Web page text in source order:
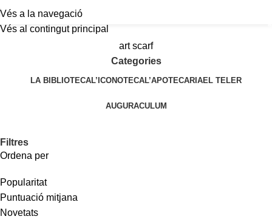
Vés a la navegació
Vés al contingut principal
art scarf
Categories
LA BIBLIOTECAL’ICONOTECAL’APOTECARIAEL TELER
AUGURACULUM
Filtres
Ordena per
Popularitat
Puntuació mitjana
Novetats